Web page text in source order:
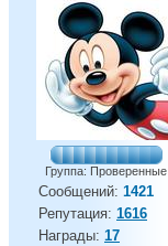
Группа: Проверенные
Сообщений: 1421
Репутация: 1616
Награды: 17